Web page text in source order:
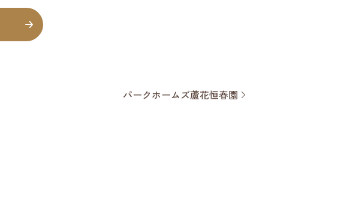
パークホームズ蘆花恒春園